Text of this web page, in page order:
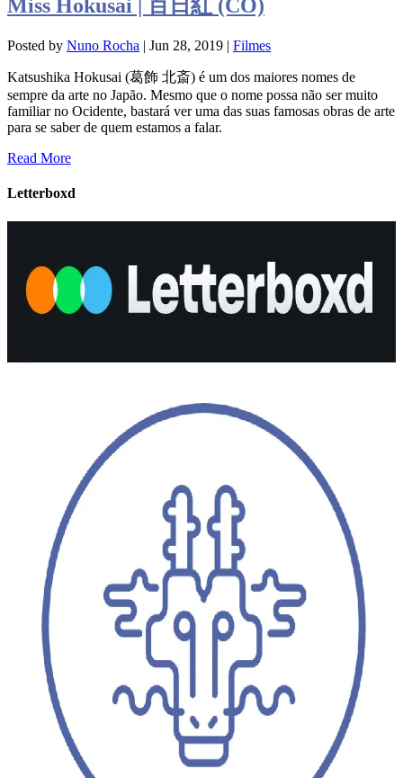
Miss Hokusai | 百日紅 (CO)
Posted by Nuno Rocha | Jun 28, 2019 | Filmes
Katsushika Hokusai (葛飾 北斎) é um dos maiores nomes de
sempre da arte no Japão. Mesmo que o nome possa não ser muito
familiar no Ocidente, bastará ver uma das suas famosas obras de arte
para se saber de quem estamos a falar.
Read More
Letterboxd